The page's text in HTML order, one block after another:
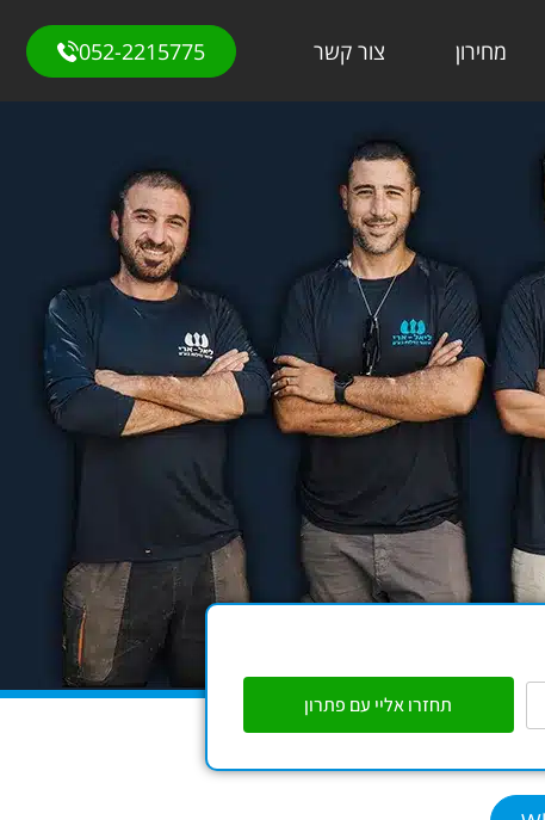
מחירון צור קשר 052-2215775
תחזרו אליי עם פתרון